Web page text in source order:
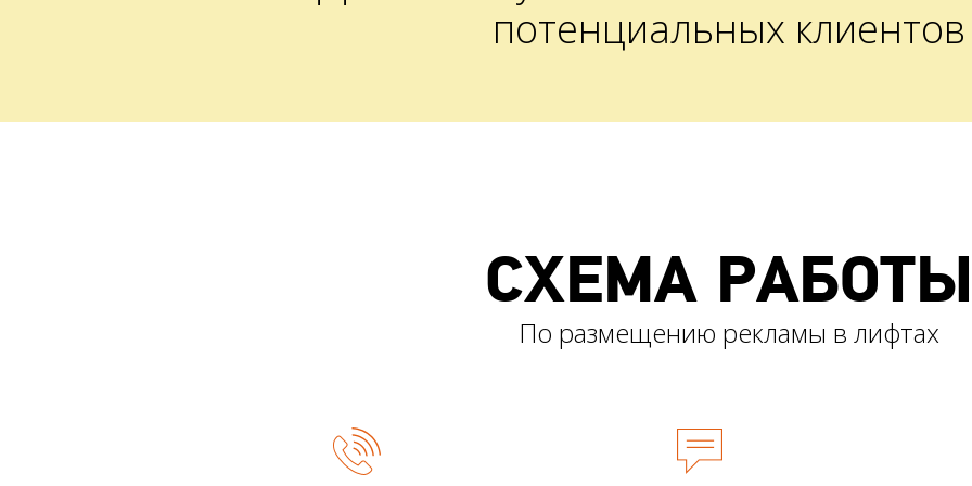
потенциальных клиентов
СХЕМА РАБОТЫ
По размещению рекламы в лифтах